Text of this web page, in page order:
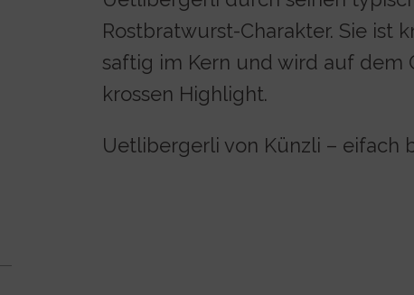
Rostbratwurst-Charakter. Sie ist
saftig im Kern und wird auf dem
krossen Highlight.
Uetlibergerli von Künzli – eifach